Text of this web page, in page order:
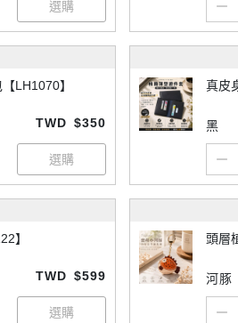
LH1070】
TWD $350
真皮
黑
】
TWD $599
頭層
河豚